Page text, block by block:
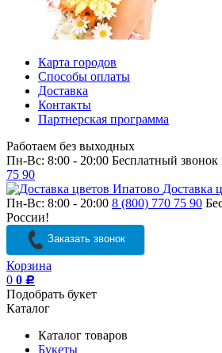
Карта городов
Способы оплаты
Доставка
Контакты
Партнерская программа
Работаем без выходных
Пн-Вс: 8:00 - 20:00 Бесплатный звонок
75 90
Доставка
Пн-Вс: 8:00 - 20:00 8 (800) 770 75 90
России!
Заказать звонок
Корзина
0 0 Р
Подобрать букет
Каталог
Каталог товаров
Букеты